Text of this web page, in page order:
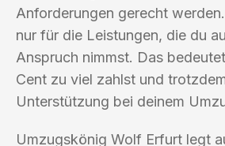
Anforderungen gerecht
nur für die Leistungen, die du
Anspruch nimmst. Das
Cent zu viel zahlst und
Unterstützung bei deinem
Umzugskönig Wolf Erfurt legt